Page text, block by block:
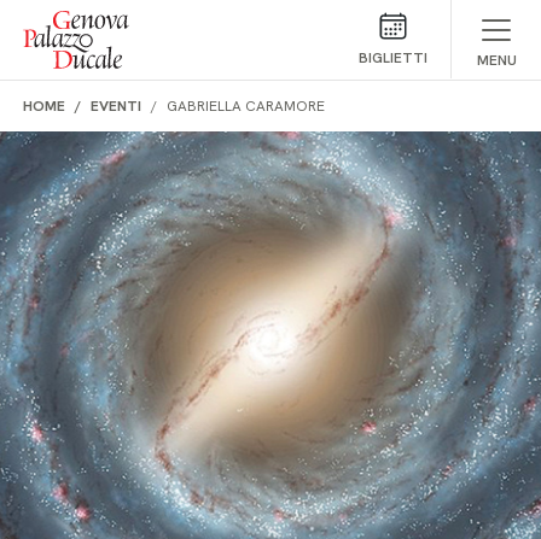
Salta al contenuto
BIGLIETTI MENU
HOME EVENTI GABRIELLA CARAMORE